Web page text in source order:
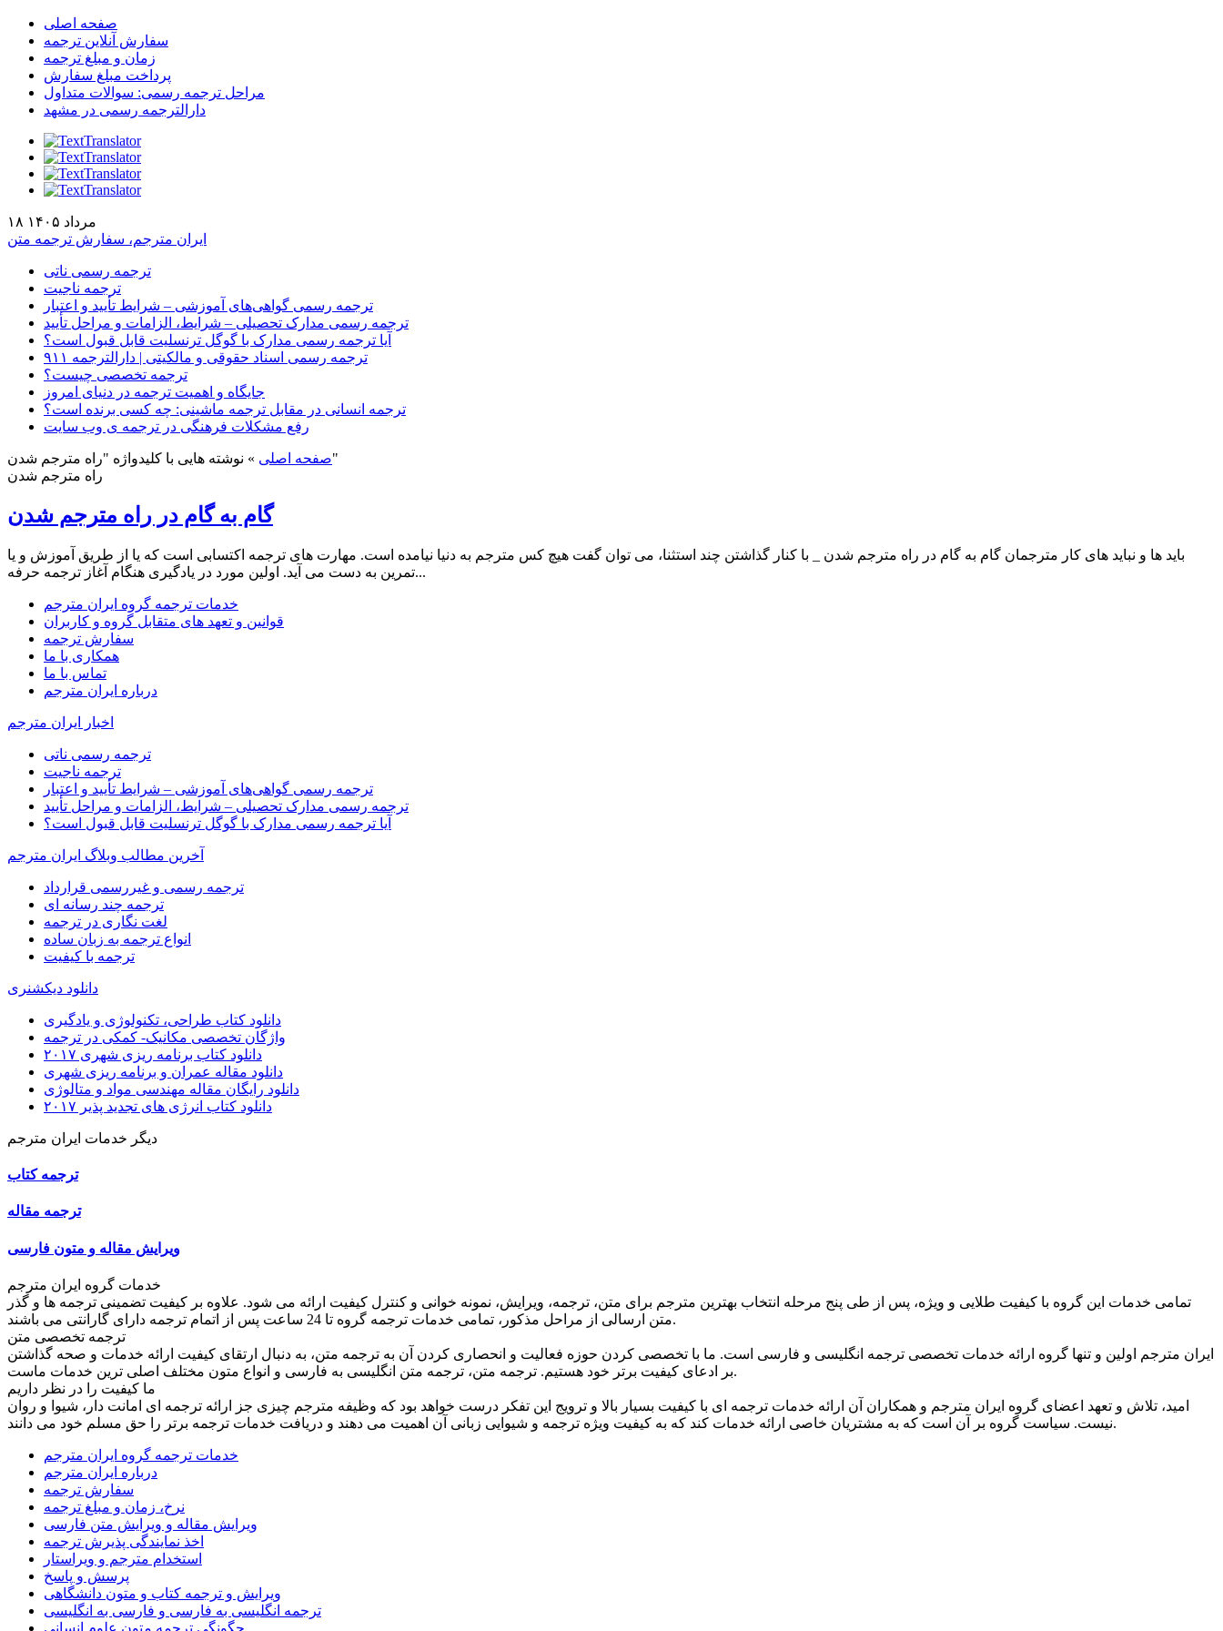
صفحه اصلی
سفارش آنلاین ترجمه
زمان و مبلغ ترجمه
پرداخت مبلغ سفارش
مراحل ترجمه رسمی: سوالات متداول
دارالترجمه رسمی در مشهد
۱۸ مرداد ۱۴۰۵
ایران مترجم، سفارش ترجمه متن
ترجمه رسمی ناتی
ترجمه ناجیت
ترجمه رسمی گواهی‌های آموزشی – شرایط تأیید و اعتبار
ترجمه رسمی مدارک تحصیلی – شرایط، الزامات و مراحل تأیید
آیا ترجمه رسمی مدارک با گوگل ترنسلیت قابل قبول است؟
ترجمه رسمی اسناد حقوقی و مالکیتی | دارالترجمه ۹۱۱
ترجمه تخصصی چیست؟
جایگاه و اهمیت ترجمه در دنیای امروز
ترجمه انسانی در مقابل ترجمه ماشینی: چه کسی برنده است؟
رفع مشکلات فرهنگی در ترجمه ی وب سایت
صفحه اصلی »
نوشته هایی با کلیدواژه "راه مترجم شدن"
راه مترجم شدن
گام به گام در راه مترجم شدن
باید ها و نباید های کار مترجمان گام به گام در راه مترجم شدن _ با کنار گذاشتن چند استثنا، می توان گفت هیچ کس مترجم به دنیا نیامده است. مهارت های ترجمه اکتسابی است که یا از طریق آموزش و یا
تمرین به دست می آید. اولین مورد در یادگیری هنگام آغاز ترجمه حرفه...
خدمات ترجمه گروه ایران مترجم
قوانین و تعهد های متقابل گروه و کاربران
سفارش ترجمه
همکاری با ما
تماس با ما
درباره ایران مترجم
اخبار ایران مترجم
ترجمه رسمی ناتی
ترجمه ناجیت
ترجمه رسمی گواهی‌های آموزشی – شرایط تأیید و اعتبار
ترجمه رسمی مدارک تحصیلی – شرایط، الزامات و مراحل تأیید
آیا ترجمه رسمی مدارک با گوگل ترنسلیت قابل قبول است؟
آخرین مطالب وبلاگ ایران مترجم
ترجمه رسمی و غیررسمی قرارداد
ترجمه چند رسانه ای
لغت نگاری در ترجمه
انواع ترجمه به زبان ساده
ترجمه با کیفیت
دانلود دیکشنری
دانلود کتاب طراحی، تکنولوژی و یادگیری
واژگان تخصصی مکانیک- کمکی در ترجمه
دانلود کتاب برنامه ریزی شهری ۲۰۱۷
دانلود مقاله عمران و برنامه ریزی شهری
دانلود رایگان مقاله مهندسی مواد و متالوژی
دانلود کتاب انرژی های تجدید پذیر ۲۰۱۷
دیگر خدمات ایران مترجم
ترجمه کتاب
ترجمه مقاله
ویرایش مقاله و متون فارسی
خدمات گروه ایران مترجم
تمامی خدمات این گروه با کیفیت طلایی و ویژه، پس از طی پنج مرحله انتخاب بهترین مترجم برای متن، ترجمه، ویرایش، نمونه خوانی و کنترل کیفیت ارائه می شود. علاوه بر کیفیت تضمینی ترجمه ها و گذر
متن ارسالی از مراحل مذکور، تمامی خدمات ترجمه گروه تا 24 ساعت پس از اتمام ترجمه دارای گارانتی می باشند.
ترجمه تخصصی متن
ایران مترجم اولین و تنها گروه ارائه خدمات تخصصی ترجمه انگلیسی و فارسی است. ما با تخصصی کردن حوزه فعالیت و انحصاری کردن آن به ترجمه متن، به دنبال ارتقای کیفیت ارائه خدمات و صحه گذاشتن
بر ادعای کیفیت برتر خود هستیم. ترجمه متن، ترجمه متن انگلیسی به فارسی و انواع متون مختلف اصلی ترین خدمات ماست.
ما کیفیت را در نظر داریم
امید، تلاش و تعهد اعضای گروه ایران مترجم و همکاران آن ارائه خدمات ترجمه ای با کیفیت بسیار بالا و ترویج این تفکر درست خواهد بود که وظیفه مترجم چیزی جز ارائه ترجمه ای امانت دار، شیوا و روان
نیست. سیاست گروه بر آن است که به مشتریان خاصی ارائه خدمات کند که به کیفیت ویژه ترجمه و شیوایی زبانی آن اهمیت می دهند و دریافت خدمات ترجمه برتر را حق مسلم خود می دانند.
خدمات ترجمه گروه ایران مترجم
درباره ایران مترجم
سفارش ترجمه
نرخ، زمان و مبلغ ترجمه
ویرایش مقاله و ویرایش متن فارسی
اخذ نمایندگی پذیرش ترجمه
استخدام مترجم و ویراستار
پرسش و پاسخ
ویرایش و ترجمه کتاب و متون دانشگاهی
ترجمه انگلیسی به فارسی و فارسی به انگلیسی
چگونگی ترجمه متون علوم انسانی